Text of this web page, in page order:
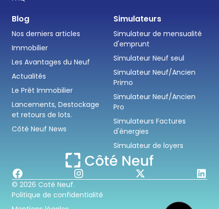
Blog
Nos derniers articles
Immobilier
Les Avantages du Neuf
Actualités
Le Prêt Immobilier
Lancements, Destockage
et retours de lots.
Côté Neuf News
Simulateurs
Simulateur de mensualité
d'emprunt
Simulateur Neuf seul
Simulateur Neuf/Ancien
Primo
Simulateur Neuf/Ancien
Pro
Simulateurs Factures
d'énergies
Simulateur de loyers
© 2026 Coté Neuf.
Politique de confidentialité